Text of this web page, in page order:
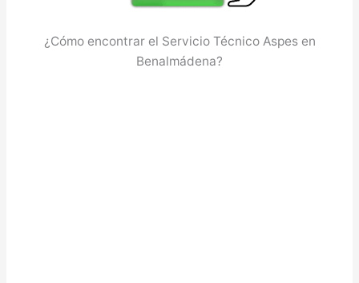
¿Cómo encontrar el Servicio Técnico Aspes en
Benalmádena?